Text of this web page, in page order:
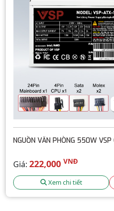
NGUỒN VĂN PHÒNG 550W
Giá: 222,000 VNĐ
Xem chi tiết